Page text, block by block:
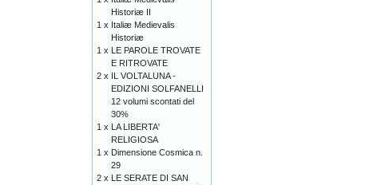
Historiæ II
1 x Italiæ Medievalis
Historiæ
1 x LE PAROLE TROVATE
E RITROVATE
2 x IL VOLTALUNA -
EDIZIONI SOLFANELLI
12 volumi scontati del
30%
1 x LA LIBERTA'
RELIGIOSA
1 x Dimensione Cosmica n.
29
2 x LE SERATE DI SAN